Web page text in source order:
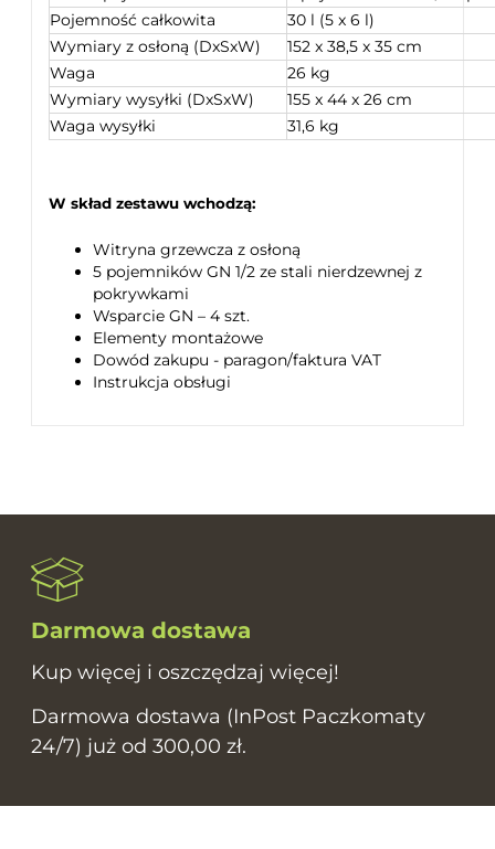
Pojemność całkowita
30 l (5 x 6 l)
Wymiary z osłoną (DxSxW)
152 x 38,5 x 35 cm
Waga
26 kg
Wymiary wysyłki (DxSxW)
155 x 44 x 26 cm
Waga wysyłki
31,6 kg
W skład zestawu wchodzą:
Witryna grzewcza z osłoną
5 pojemników GN 1/2 ze stali nierdzewnej z
pokrywkami
Wsparcie GN – 4 szt.
Elementy montażowe
Dowód zakupu - paragon/faktura VAT
Instrukcja obsługi
Darmowa dostawa
Kup więcej i oszczędzaj więcej!
Darmowa dostawa (InPost Paczkomaty
24/7) już od 300,00 zł.